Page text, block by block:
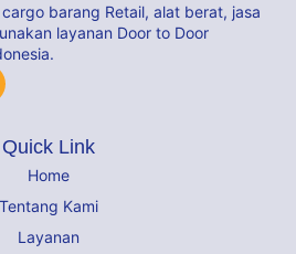
barang Retail, alat berat, jasa
layanan Door to Door
Quick Link
Home
Tentang Kami
Layanan